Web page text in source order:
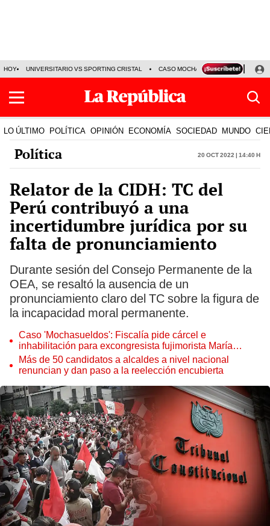
HOY UNIVERSITARIO VS SPORTING CRISTAL CASO MOCHASUELDOS
LO ÚLTIMO POLÍTICA OPINIÓN ECONOMÍA SOCIEDAD MUNDO
Política 20 Oct 2022 | 14:40 h
Relator de la CIDH: TC del
Perú contribuyó a una
incertidumbre jurídica por su
falta de pronunciamiento
Durante sesión del Consejo Permanente de la
OEA, se resaltó la ausencia de un
pronunciamiento claro del TC sobre la figura de
la incapacidad moral permanente.
Caso 'Mochasueldos': Fiscalía pide cárcel e
inhabilitación para excongresista fujimorista María
Cordero Jon Tay
Más de 50 candidatos a alcaldes a nivel nacional
renuncian y dan paso a la reelección encubierta